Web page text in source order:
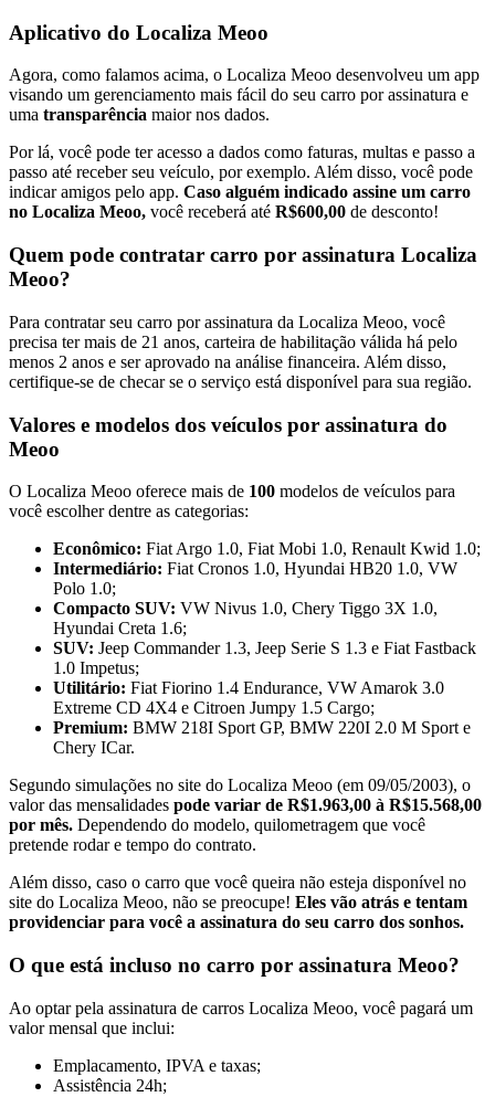
Aplicativo do Localiza Meoo
Agora, como falamos acima, o Localiza Meoo desenvolveu um app
visando um gerenciamento mais fácil do seu carro por assinatura e
uma transparência maior nos dados.
Por lá, você pode ter acesso a dados como faturas, multas e passo a
passo até receber seu veículo, por exemplo. Além disso, você pode
indicar amigos pelo app. Caso alguém indicado assine um carro
no Localiza Meoo, você receberá até R$600,00 de desconto!
Quem pode contratar carro por assinatura Localiza
Meoo?
Para contratar seu carro por assinatura da Localiza Meoo, você
precisa ter mais de 21 anos, carteira de habilitação válida há pelo
menos 2 anos e ser aprovado na análise financeira. Além disso,
certifique-se de checar se o serviço está disponível para sua região.
Valores e modelos dos veículos por assinatura do
Meoo
O Localiza Meoo oferece mais de 100 modelos de veículos para
você escolher dentre as categorias:
Econômico: Fiat Argo 1.0, Fiat Mobi 1.0, Renault Kwid 1.0;
Intermediário: Fiat Cronos 1.0, Hyundai HB20 1.0, VW
Polo 1.0;
Compacto SUV: VW Nivus 1.0, Chery Tiggo 3X 1.0,
Hyundai Creta 1.6;
SUV: Jeep Commander 1.3, Jeep Serie S 1.3 e Fiat Fastback
1.0 Impetus;
Utilitário: Fiat Fiorino 1.4 Endurance, VW Amarok 3.0
Extreme CD 4X4 e Citroen Jumpy 1.5 Cargo;
Premium: BMW 218I Sport GP, BMW 220I 2.0 M Sport e
Chery ICar.
Segundo simulações no site do Localiza Meoo (em 09/05/2003), o
valor das mensalidades pode variar de R$1.963,00 à R$15.568,00
por mês. Dependendo do modelo, quilometragem que você
pretende rodar e tempo do contrato.
Além disso, caso o carro que você queira não esteja disponível no
site do Localiza Meoo, não se preocupe! Eles vão atrás e tentam
providenciar para você a assinatura do seu carro dos sonhos.
O que está incluso no carro por assinatura Meoo?
Ao optar pela assinatura de carros Localiza Meoo, você pagará um
valor mensal que inclui:
Emplacamento, IPVA e taxas;
Assistência 24h;